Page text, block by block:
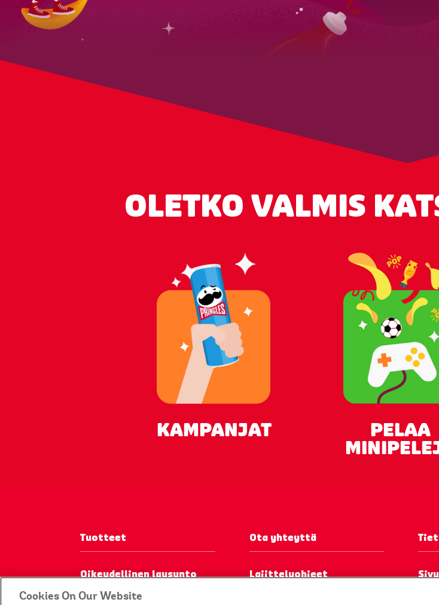
OLETKO VALMIS
KAMPANJAT
PELAA
Tuotteet Ota yhteyttä
Oikeudellinen lausunto Lajitteluohjeet
Cookies On Our Website